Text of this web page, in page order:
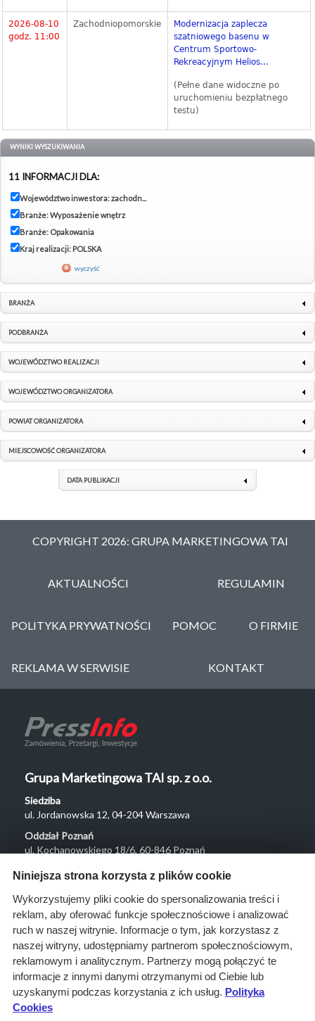
2026-08-10
godz. 11:00
Zachodniopomorskie
Modernizacja zaplecza
szatniowego basenu w
Centrum Sportowo-
Rekreacyjnym Helios...
(Pełne dane widoczne po
uruchomieniu bezpłatnego
testu)
WYNIKI WYSZUKIWANIA
11 INFORMACJI DLA:
Województwo inwestora: zachodn...
Branże: Wyposażenie wnętrz
Branże: Opakowania
Kraj realizacji: POLSKA
wyczyść
BRANŻA
PODBRANŻA
WOJEWÓDZTWO REALIZACJI
WOJEWÓDZTWO ORGANIZATORA
POWIAT ORGANIZATORA
MIEJSCOWOŚĆ ORGANIZATORA
DATA PUBLIKACJI
COPYRIGHT 2026: GRUPA MARKETINGOWA TAI
AKTUALNOŚCI REGULAMIN
POLITYKA PRYWATNOŚCI POMOC O FIRMIE
REKLAMA W SERWISIE KONTAKT
Grupa Marketingowa TAI sp. z o.o.
Siedziba
ul. Jordanowska 12, 04-204 Warszawa
Oddział Poznań
ul. Kochanowskiego 18/6, 60-846 Poznań
Menu
O nas
Rozwiązania
Monitoring
przetargów
Raporty
przetargowe
Niniejsza strona korzysta z plików cookie
Wykorzystujemy pliki cookie do spersonalizowania treści i
reklam, aby oferować funkcje społecznościowe i analizować
ruch w naszej witrynie. Informacje o tym, jak korzystasz z
naszej witryny, udostępniamy partnerom społecznościowym,
reklamowym i analitycznym. Partnerzy mogą połączyć te
informacje z innymi danymi otrzymanymi od Ciebie lub
uzyskanymi podczas korzystania z ich usług. Polityka
Cookies